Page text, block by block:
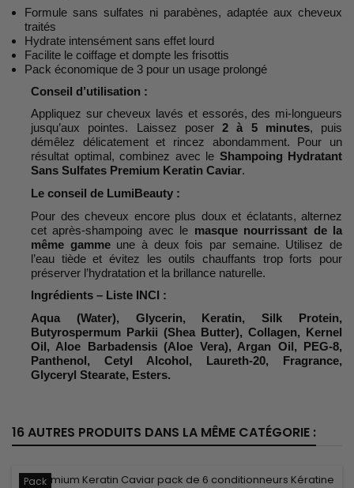
Formule sans sulfates ni parabènes, adaptée aux cheveux
traités
Hydrate intensément sans effet lourd
Facilite le coiffage et dompte les frisottis
Pack économique de 3 pour un usage prolongé
Conseil d’utilisation :
Appliquez sur cheveux lavés et essorés, des mi-longueurs
jusqu’aux pointes. Laissez poser 2 à 5 minutes, puis
démêlez délicatement et rincez abondamment. Pour un
résultat optimal, combinez avec le Shampoing Hydratant
Sans Sulfates Premium Keratin Caviar.
Le conseil de LumiBeauty :
Pour des cheveux encore plus doux et éclatants, alternez
cet après-shampoing avec le masque nourrissant de la
même gammeune à deux fois par semaine. Utilisez de
l’eau tiède et évitez les outils chauffants trop forts pour
préserver l’hydratation et la brillance naturelle.
Ingrédients – Liste INCI :
Aqua (Water), Glycerin, Keratin, Silk Protein,
Butyrospermum Parkii (Shea Butter), Collagen, Kernel
Oil, Aloe Barbadensis (Aloe Vera), Argan Oil, PEG-8,
Panthenol, Cetyl Alcohol, Laureth-20, Fragrance,
Glyceryl Stearate, Esters.
16 AUTRES PRODUITS DANS LA MÊME CATÉGORIE :
Pack